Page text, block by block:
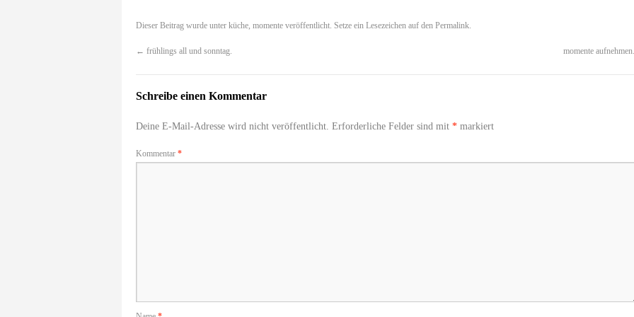
Dieser Beitrag wurde unter küche, momente veröffentlicht. Setze ein Lesezeichen auf den Permalink.
← frühlings all und sonntag. momente
Schreibe einen Kommentar
Deine E-Mail-Adresse wird nicht veröffentlicht. Erforderliche Felder sind mit * markiert
Kommentar *